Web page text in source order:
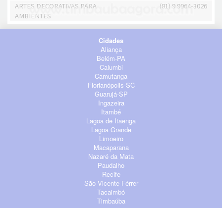
ARTES DECORATIVAS PARA
AMBIENTES
(81) 9 9964-3026
Cidades
Aliança
Belém-PA
Calumbi
Camutanga
Florianópolis-SC
Guarujá-SP
Ingazeira
Itambé
Lagoa de Itaenga
Lagoa Grande
Limoeiro
Macaparana
Nazaré da Mata
Paudalho
Recife
São Vicente Férrer
Tacaimbó
Timbaúba